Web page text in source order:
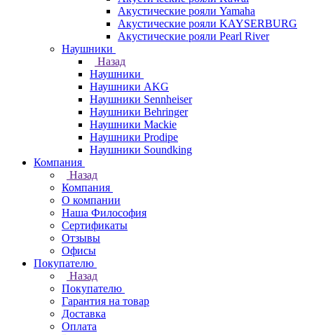
Акустические рояли Yamaha
Акустические рояли KAYSERBURG
Акустические рояли Pearl River
Наушники
Назад
Наушники
Наушники AKG
Наушники Sennheiser
Наушники Behringer
Наушники Mackie
Наушники Prodipe
Наушники Soundking
Компания
Назад
Компания
О компании
Наша Философия
Сертификаты
Отзывы
Офисы
Покупателю
Назад
Покупателю
Гарантия на товар
Доставка
Оплата